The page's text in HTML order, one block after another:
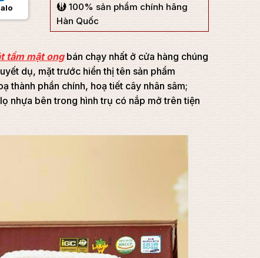
100% sản phẩm chính hãng
Hàn Quốc
tẩm mật ongbán chạy nhất ở cửa hàng chúng
dụ, mặt trước hiển thị tên sản phẩm
thành phần chính, hoạ tiết cây nhân sâm;
nhựa bên trong hình trụ có nắp mở trên tiện